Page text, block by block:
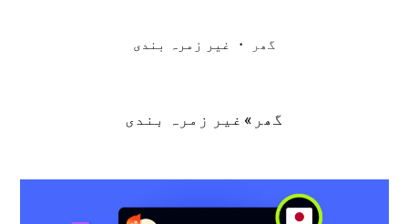
گھر ・ غیر زمرہ بندی
گھر » غیر زمرہ بندی